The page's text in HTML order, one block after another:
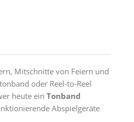
Mitschnitte von Feiern und
oder Reel-to-Reel
heute ein Tonband
Abspielgeräte